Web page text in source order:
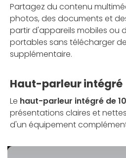
Partagez du contenu
photos, des documents et
partir d'appareils mobiles ou
portables sans télécharger
supplémentaire.
Haut-parleur intégré
Le haut-parleur intégré de
présentations claires et
d'un équipement